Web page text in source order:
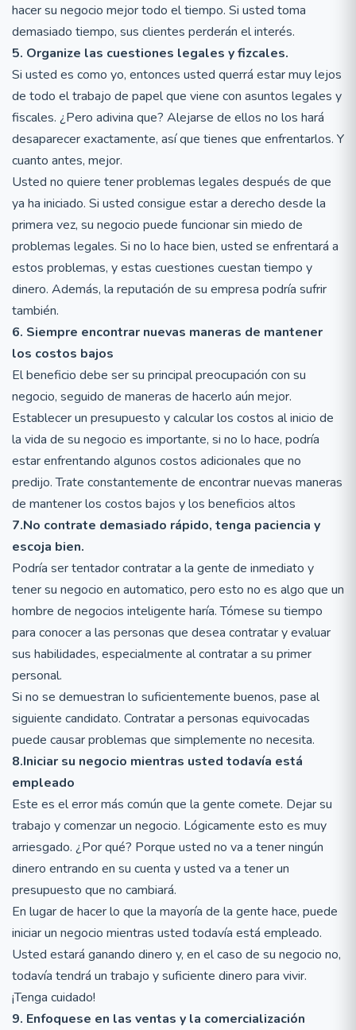
hacer su negocio mejor todo el tiempo. Si usted toma
demasiado tiempo, sus clientes perderán el interés.
5. Organize las cuestiones legales y fizcales.
Si usted es como yo, entonces usted querrá estar muy lejos
de todo el trabajo de papel que viene con asuntos legales y
fiscales. ¿Pero adivina que? Alejarse de ellos no los hará
desaparecer exactamente, así que tienes que enfrentarlos. Y
cuanto antes, mejor.
Usted no quiere tener problemas legales después de que
ya ha iniciado. Si usted consigue estar a derecho desde la
primera vez, su negocio puede funcionar sin miedo de
problemas legales. Si no lo hace bien, usted se enfrentará a
estos problemas, y estas cuestiones cuestan tiempo y
dinero. Además, la reputación de su empresa podría sufrir
también.
6. Siempre encontrar nuevas maneras de mantener
los costos bajos
El beneficio debe ser su principal preocupación con su
negocio, seguido de maneras de hacerlo aún mejor.
Establecer un presupuesto y calcular los costos al inicio de
la vida de su negocio es importante, si no lo hace, podría
estar enfrentando algunos costos adicionales que no
predijo. Trate constantemente de encontrar nuevas maneras
de mantener los costos bajos y los beneficios altos
7.No contrate demasiado rápido, tenga paciencia y
escoja bien.
Podría ser tentador contratar a la gente de inmediato y
tener su negocio en automatico, pero esto no es algo que un
hombre de negocios inteligente haría. Tómese su tiempo
para conocer a las personas que desea contratar y evaluar
sus habilidades, especialmente al contratar a su primer
personal.
Si no se demuestran lo suficientemente buenos, pase al
siguiente candidato. Contratar a personas equivocadas
puede causar problemas que simplemente no necesita.
8.Iniciar su negocio mientras usted todavía está
empleado
Este es el error más común que la gente comete. Dejar su
trabajo y comenzar un negocio. Lógicamente esto es muy
arriesgado. ¿Por qué? Porque usted no va a tener ningún
dinero entrando en su cuenta y usted va a tener un
presupuesto que no cambiará.
En lugar de hacer lo que la mayoría de la gente hace, puede
iniciar un negocio mientras usted todavía está empleado.
Usted estará ganando dinero y, en el caso de su negocio no,
todavía tendrá un trabajo y suficiente dinero para vivir.
¡Tenga cuidado!
9. Enfoquese en las ventas y la comercialización